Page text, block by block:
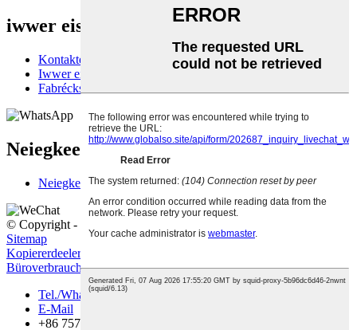
iwwer eis
Kontaktéiert eis
Iwwer eis
Fabréckstour
Neiegkeeten
Neiegkeeten
© Copyright - 2010-2022: All Rechter reservéiert.
Sitemap
Kopiererdeeler
Büroverbrauchsartikelen,Dréckerdeeler,Büromaterial,
Tel./Whatsapp
E-Mail
+86 757 86771039